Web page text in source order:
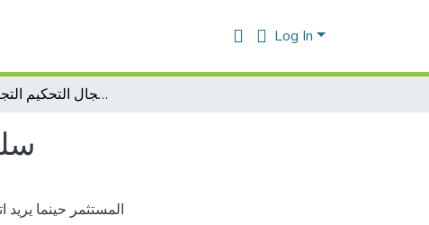
Log In
سلطة القاضي الجزائري في مجال التحكيم التجاري الدولي
المستثمر حينما يريد